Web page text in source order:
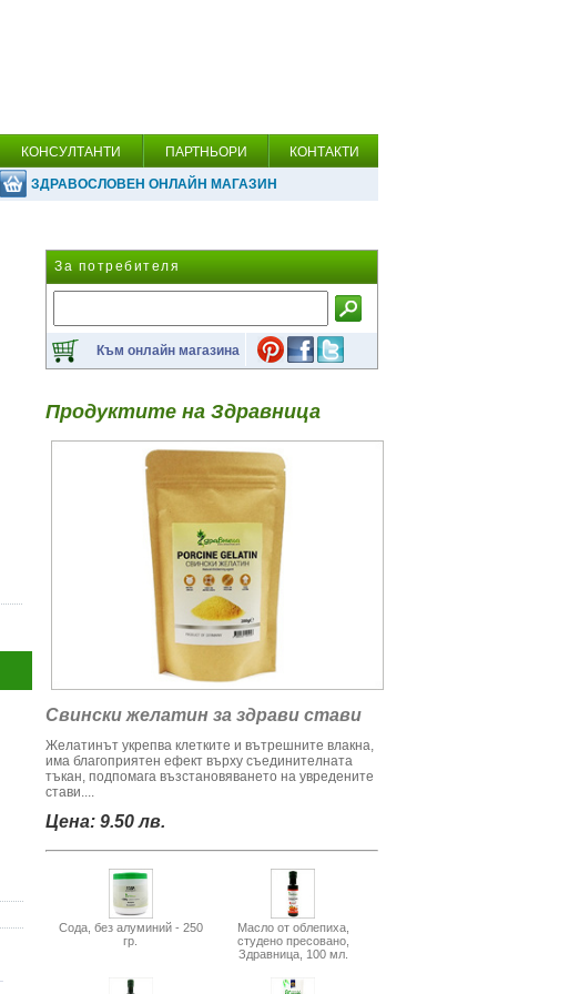
КОНСУЛТАНТИ ПАРТНЬОРИ КОНТАКТИ
ЗДРАВОСЛОВЕН ОНЛАЙН МАГАЗИН
За потребителя
Към онлайн магазина
Продуктите на Здравница
Свински желатин за здрави стави
Желатинът укрепва клетките и вътрешните влакна,
има благоприятен ефект върху съединителната
тъкан, подпомага възстановяването на увредените
стави....
Цена: 9.50 лв.
Сода, без алуминий - 250
гр.
Масло от облепиха,
студено пресовано,
Здравница, 100 мл.